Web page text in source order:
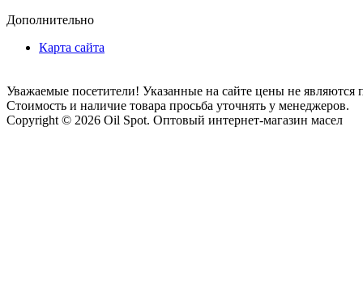
Дополнительно
Карта сайта
Уважаемые посетители! Указанные на сайте цены не
Стоимость и наличие товара просьба уточнять у менеджеров.
Copyright © 2026 Oil Spot. Оптовый интернет-магазин масел